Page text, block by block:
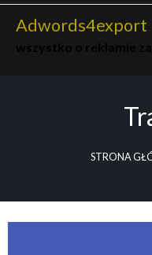
Skip
Adwords4export
STRONA